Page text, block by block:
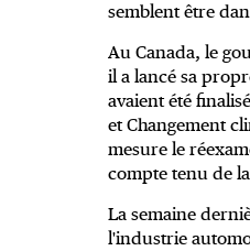
semblent être
Au Canada, le
il a lancé sa
avaient été
et Changement
mesure le
compte tenu de
La semaine
l'industrie